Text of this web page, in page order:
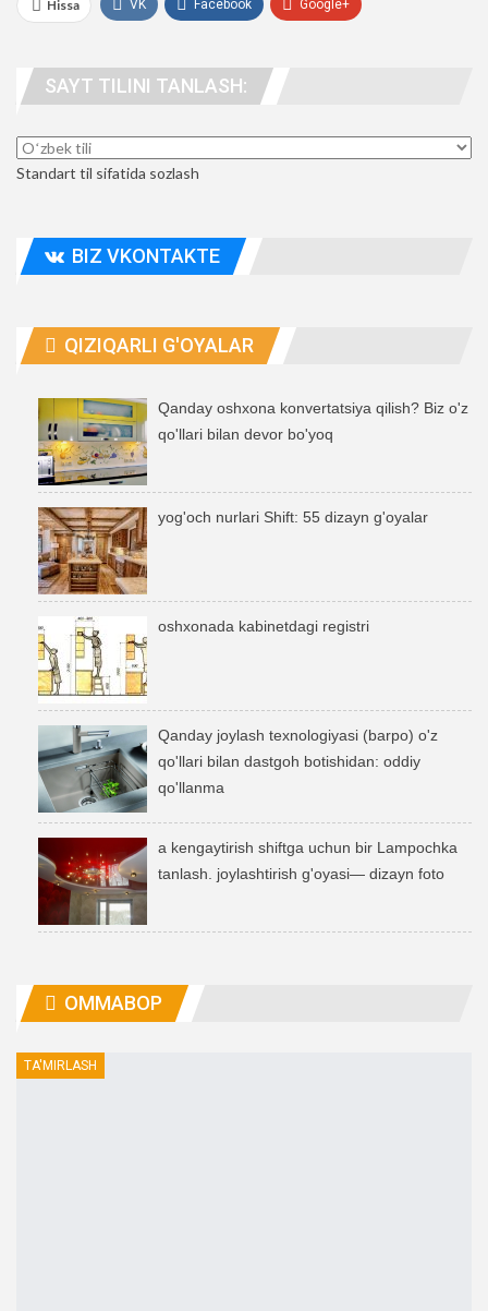
Hissa VK Facebook Google+
odamlar. manzil
SAYT TILINI TANLASH:
Standart til sifatida sozlash
BIZ VKONTAKTE
QIZIQARLI G'OYALAR
Qanday oshxona konvertatsiya qilish? Biz o'z
qo'llari bilan devor bo'yoq
yog'och nurlari Shift: 55 dizayn g'oyalar
oshxonada kabinetdagi registri
Qanday joylash texnologiyasi (barpo) o'z
qo'llari bilan dastgoh botishidan: oddiy
qo'llanma
a kengaytirish shiftga uchun bir Lampochka
tanlash. joylashtirish g'oyasi— dizayn foto
OMMABOP
TA'MIRLASH